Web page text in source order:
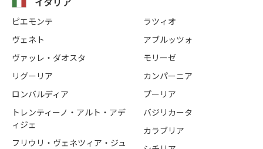
ピエモンテ
ヴェネト
ヴァッレ・ダオスタ
リグーリア
ロンバルディア
トレンティーノ・アルト・アデ
ィジェ
フリウリ・ヴェネツィア・ジュ
ラツィオ
アブルッツォ
モリーゼ
カンパーニア
プーリア
バジリカータ
カラブリア